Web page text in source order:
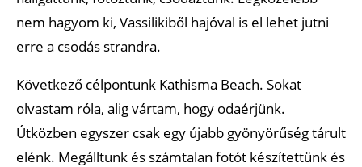
nem hagyom ki, Vassilikiből hajóval is el lehet jutni
erre a csodás strandra.
Következő célpontunk Kathisma Beach. Sokat
olvastam róla, alig vártam, hogy odaérjünk.
Útközben egyszer csak egy újabb gyönyörűség tárult
elénk. Megálltunk és számtalan fotót készítettünk és